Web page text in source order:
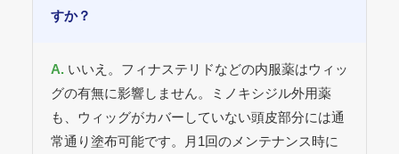
すか？
いいえ。フィナステリドなどの内服薬はウィッ
グの有無に影響しません。ミノキシジル外用薬
も、ウィッグがカバーしていない頭皮部分には通
常通り塗布可能です。月1回のメンテナンス時に